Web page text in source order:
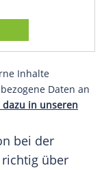
Inhalte
Daten an
dazu in unseren
bei der
über